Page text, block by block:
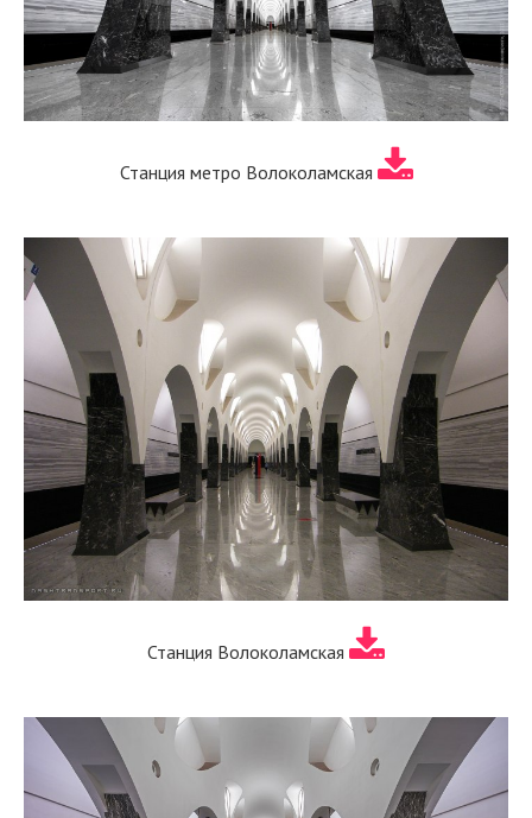
Станция метро Волоколамская
Станция Волоколамская